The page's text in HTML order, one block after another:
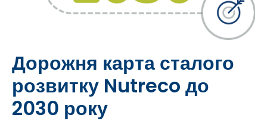
Дорожня карта сталого
розвитку Nutreco до
2030 року